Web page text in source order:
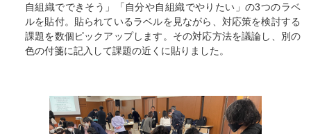
自組織でできそう」「自分や自組織でやりたい」の3つのラベ
ルを貼付。貼られているラベルを見ながら、対応策を検討する
課題を数個ピックアップします。その対応方法を議論し、別の
色の付箋に記入して課題の近くに貼りました。